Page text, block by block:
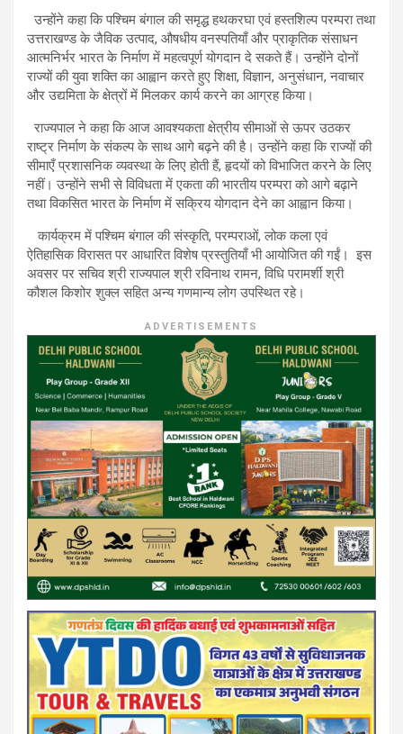
उन्होंने कहा कि पश्चिम बंगाल की समृद्ध हथकरघा एवं हस्तशिल्प परम्परा तथा
उत्तराखण्ड के जैविक उत्पाद, औषधीय वनस्पतियाँ और प्राकृतिक संसाधन
आत्मनिर्भर भारत के निर्माण में महत्वपूर्ण योगदान दे सकते हैं। उन्होंने दोनों
राज्यों की युवा शक्ति का आह्वान करते हुए शिक्षा, विज्ञान, अनुसंधान, नवाचार
और उद्यमिता के क्षेत्रों में मिलकर कार्य करने का आग्रह किया।
राज्यपाल ने कहा कि आज आवश्यकता क्षेत्रीय सीमाओं से ऊपर उठकर
राष्ट्र निर्माण के संकल्प के साथ आगे बढ़ने की है। उन्होंने कहा कि राज्यों की
सीमाएँ प्रशासनिक व्यवस्था के लिए होती हैं, हृदयों को विभाजित करने के लिए
नहीं। उन्होंने सभी से विविधता में एकता की भारतीय परम्परा को आगे बढ़ाने
तथा विकसित भारत के निर्माण में सक्रिय योगदान देने का आह्वान किया।
कार्यक्रम में पश्चिम बंगाल की संस्कृति, परम्पराओं, लोक कला एवं
ऐतिहासिक विरासत पर आधारित विशेष प्रस्तुतियाँ भी आयोजित की गईं। इस
अवसर पर सचिव श्री राज्यपाल श्री रविनाथ रामन, विधि परामर्शी श्री
कौशल किशोर शुक्ल सहित अन्य गणमान्य लोग उपस्थित रहे।
ADVERTISEMENTS